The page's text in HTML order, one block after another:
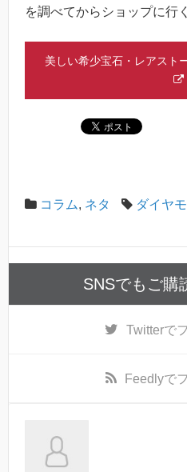
を調べてからショップに行
美しい希少宝石・レアスト
コラム, ネタ ダイヤ
SNSでもご購
Twitterで
Feedlyで